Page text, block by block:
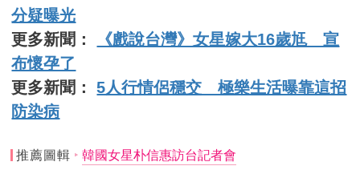
分疑曝光
更多新聞：
《戲說台灣》女星嫁大16歲尪 宣
布懷孕了
更多新聞：5人行情侶穩交 極樂生活曝靠這招
防染病
推薦圖輯 韓國女星朴信惠訪台記者會